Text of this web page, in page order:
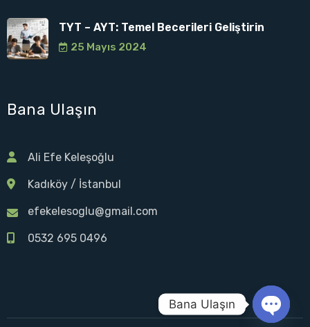
TYT – AYT: Temel Becerileri Geliştirin
25 Mayıs 2024
Bana Ulaşın
Ali Efe Keleşoğlu
Kadıköy / İstanbul
efekelesoglu@gmail.com
0532 695 0496
Bana Ulaşın